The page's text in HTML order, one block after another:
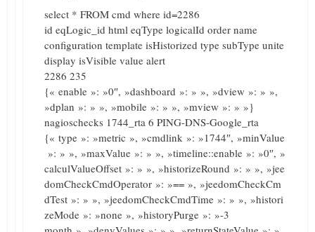
select * FROM cmd where id=2286
id eqLogic_id html eqType logicalId order name
configuration template isHistorized type subType unite
display isVisible value alert
2286 235
{« enable »: »0″, »dashboard »: » », »dview »: » »,
»dplan »: » », »mobile »: » », »mview »: » »}
nagioschecks 1744_rta 6 PING-DNS-Google_rta
{« type »: »metric », »cmdlink »: »1744″, »minValue
»: » », »maxValue »: » », »timeline::enable »: »0″, »
calculValueOffset »: » », »historizeRound »: » », »jee
domCheckCmdOperator »: »== », »jeedomCheckCm
dTest »: » », »jeedomCheckCmdTime »: » », »histori
zeMode »: »none », »historyPurge »: »-3